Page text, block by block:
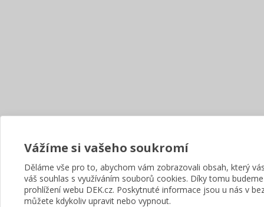
Vážíme si vašeho soukromí
Děláme vše pro to, abychom vám zobrazovali obsah, který
váš souhlas s využíváním souborů cookies. Díky tomu
prohlížení webu DEK.cz. Poskytnuté informace jsou u nás v
můžete kdykoliv upravit nebo vypnout.